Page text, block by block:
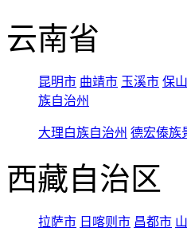
云南省
昆明市 曲靖市 玉溪市 保
族自治州
大理白族自治州 德宏傣族
西藏自治区
拉萨市 日喀则市 昌都市